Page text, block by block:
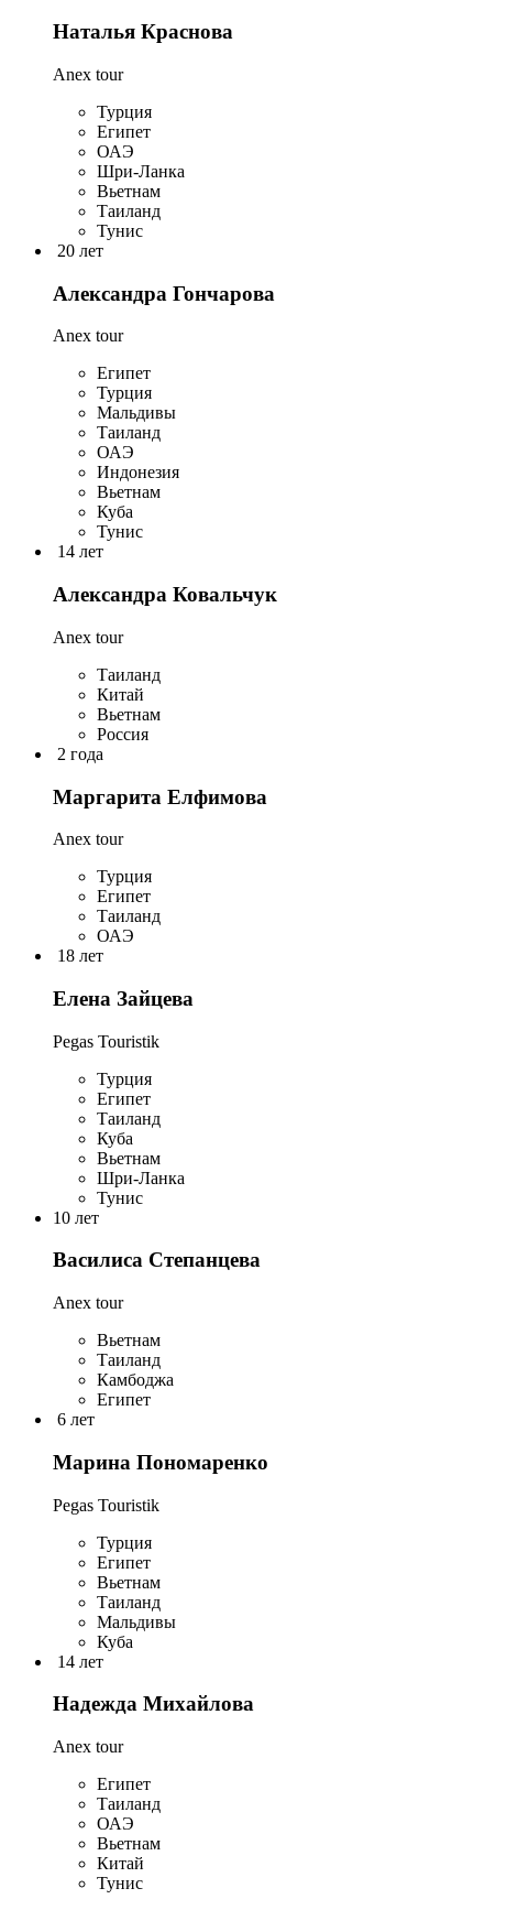
Наталья Краснова
Anex tour
Турция
Египет
ОАЭ
Шри-Ланка
Вьетнам
Таиланд
Тунис
20 лет
Александра Гончарова
Anex tour
Египет
Турция
Мальдивы
Таиланд
ОАЭ
Индонезия
Вьетнам
Куба
Тунис
14 лет
Александра Ковальчук
Anex tour
Таиланд
Китай
Вьетнам
Россия
2 года
Маргарита Елфимова
Anex tour
Турция
Египет
Таиланд
ОАЭ
18 лет
Елена Зайцева
Pegas Touristik
Турция
Египет
Таиланд
Куба
Вьетнам
Шри-Ланка
Тунис
10 лет
Василиса Степанцева
Anex tour
Вьетнам
Таиланд
Камбоджа
Египет
6 лет
Марина Пономаренко
Pegas Touristik
Турция
Египет
Вьетнам
Таиланд
Мальдивы
Куба
14 лет
Надежда Михайлова
Anex tour
Египет
Таиланд
ОАЭ
Вьетнам
Китай
Тунис